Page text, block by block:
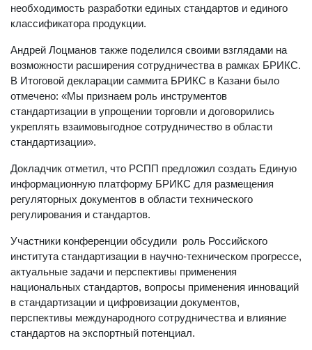
необходимость разработки единых стандартов и единого
классификатора продукции.
Андрей Лоцманов также поделился своими взглядами на
возможности расширения сотрудничества в рамках БРИКС.
В Итоговой декларации саммита БРИКС в Казани было
отмечено: «Мы признаем роль инструментов
стандартизации в упрощении торговли и договорились
укреплять взаимовыгодное сотрудничество в области
стандартизации».
Докладчик отметил, что РСПП предложил создать Единую
информационную платформу БРИКС для размещения
регуляторных документов в области технического
регулирования и стандартов.
Участники конференции обсудили роль Российского
института стандартизации в научно-техническом прогрессе,
актуальные задачи и перспективы применения
национальных стандартов, вопросы применения инноваций
в стандартизации и цифровизации документов,
перспективы международного сотрудничества и влияние
стандартов на экспортный потенциал.